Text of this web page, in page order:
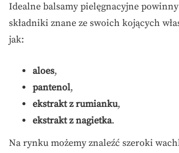
Idealne balsamy pielęgnacyjne
składniki znane ze swoich kojących
jak:
aloes,
pantenol,
ekstrakt z rumianku,
ekstrakt z nagietka.
Na rynku możemy znaleźć szeroki